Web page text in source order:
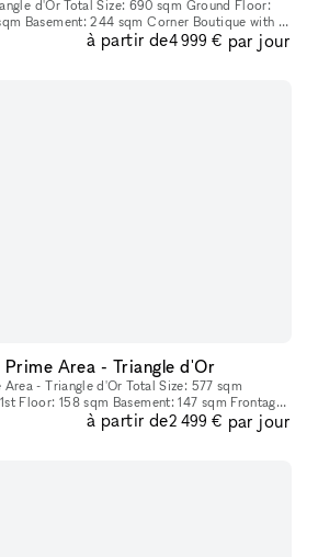
sqm Ground Floor:
244 sqm Corner Boutique with a
à partir de4 999 € par jour
Area - Triangle d'Or
d'Or Total Size: 577 sqm
158 sqm Basement: 147 sqm Frontage:
à partir de2 499 € par jour